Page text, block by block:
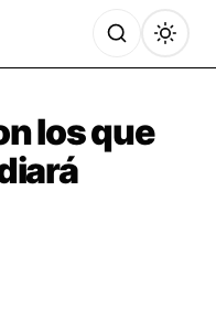
los que